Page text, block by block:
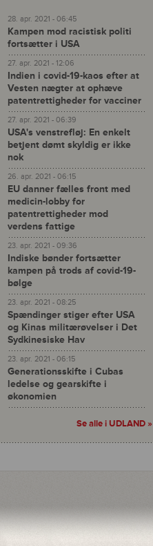
28. apr. 2021 - 06:45
Kampen mod racistisk politi
fortsætter i USA
27. apr. 2021 - 12:06
Indien i covid-19-kaos efter at
Vesten nægter at ophæve
patentrettigheder for vacciner
27. apr. 2021 - 06:39
USA's venstrefløj: En enkelt
betjent dømt skyldig er ikke
nok
26. apr. 2021 - 06:15
EU danner fælles front med
medicin-lobby for
patentrettigheder mod
verdens fattige
23. apr. 2021 - 09:36
Indiske bønder fortsætter
kampen på trods af covid-19-
bølge
23. apr. 2021 - 08:25
Spændinger stiger efter USA
og Kinas militærøvelser i Det
Sydkinesiske Hav
23. apr. 2021 - 06:15
Generationsskifte i Cubas
ledelse og gearskifte i
økonomien
Se alle i UDLAND »